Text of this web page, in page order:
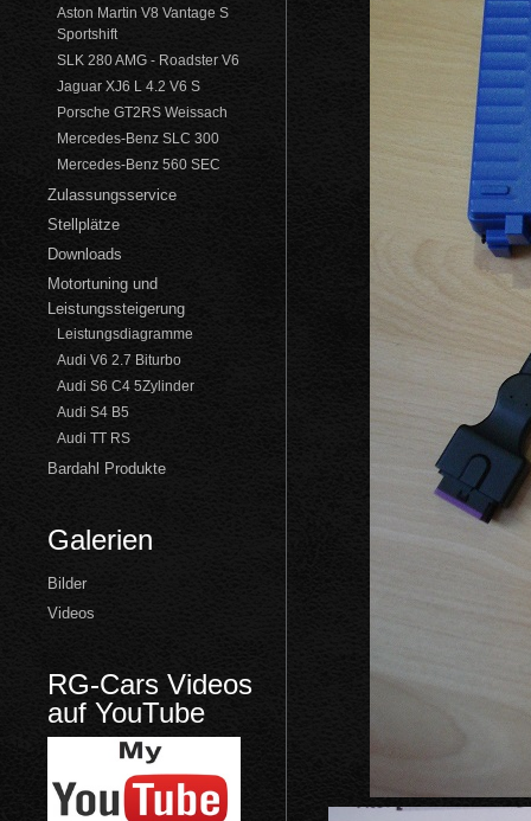
Aston Martin V8 Vantage S
Sportshift
SLK 280 AMG - Roadster V6
Jaguar XJ6 L 4.2 V6 S
Porsche GT2RS Weissach
Mercedes-Benz SLC 300
Mercedes-Benz 560 SEC
Zulassungsservice
Stellplätze
Downloads
Motortuning und
Leistungssteigerung
Leistungsdiagramme
Audi V6 2.7 Biturbo
Audi S6 C4 5Zylinder
Audi S4 B5
Audi TT RS
Bardahl Produkte
Galerien
Bilder
Videos
RG-Cars Videos
auf YouTube